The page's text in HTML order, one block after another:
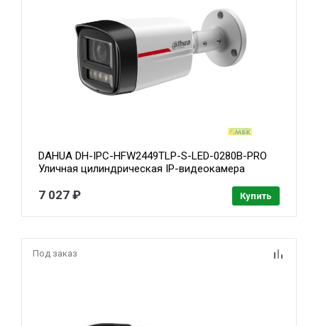
DAHUA DH-IPC-HFW2449TLP-S-LED-0280B-PRO
Уличная цилиндрическая IP-видеокамера
видеоаналитика, микрофон, LED 50м, IP67,
7 027 ₽ Купить
Под заказ